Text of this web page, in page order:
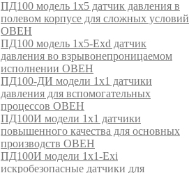
ПД100 модель 1х5 датчик давления в
полевом корпусе для сложных условий
ОВЕН
ПД100 модель 1х5-Exd датчик
давления во взрывонепроницаемом
исполнении ОВЕН
ПД100-ДИ модели 1х1 датчики
давления для вспомогательных
процессов ОВЕН
ПД100И модели 1х1 датчики
повышенного качества для основных
производств ОВЕН
ПД100И модели 1х1-Exi
искробезопасные датчики для